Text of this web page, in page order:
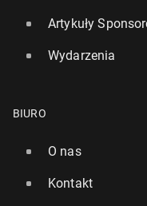
Artykuły
Wydarzenia
BIURO
O nas
Kontakt